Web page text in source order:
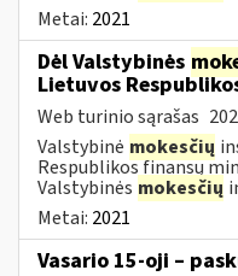
Metai: 2021
Dėl Valstybinės
Lietuvos
Web turinio sąrašas
Valstybinė mokesčių
Respublikos finansų
Valstybinės mokesčių
Metai: 2021
Vasario 15-oji –